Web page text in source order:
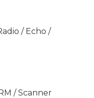
/ Echo /
/ Scanner